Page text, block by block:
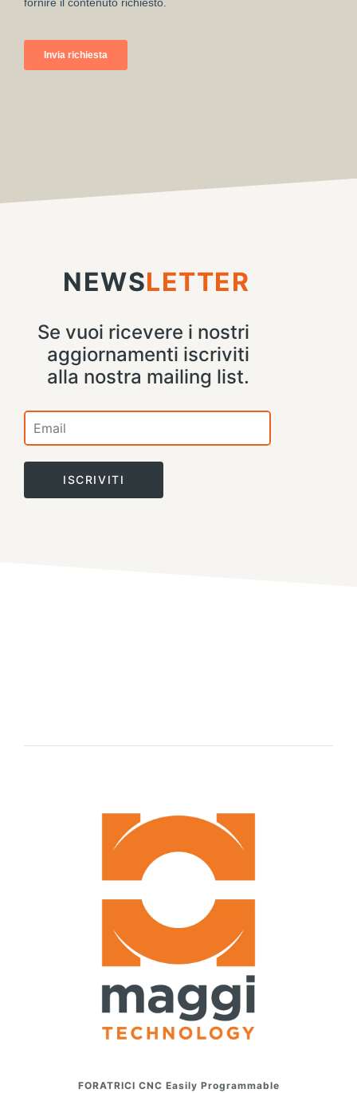
NEWSLETTER
Se vuoi ricevere i nostri
aggiornamenti iscriviti
alla nostra mailing list.
ISCRIVITI
FORATRICI CNC Easily Programmable